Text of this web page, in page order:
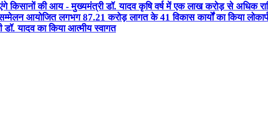
किसानों की आय - मुख्यमंत्री डॉ. यादव कृषि वर्ष में एक लाख करोड़ से अधिक
आयोजित लगभग 87.21 करोड़ लागत के 41 विकास कार्यों का किया
यादव का किया आत्मीय स्वागत